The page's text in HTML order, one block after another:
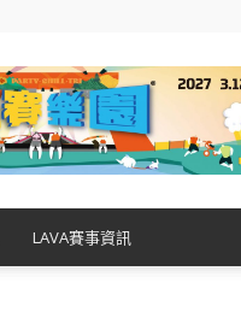
LAVA賽事資訊